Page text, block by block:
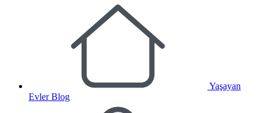
Yaşayan
Evler Blog